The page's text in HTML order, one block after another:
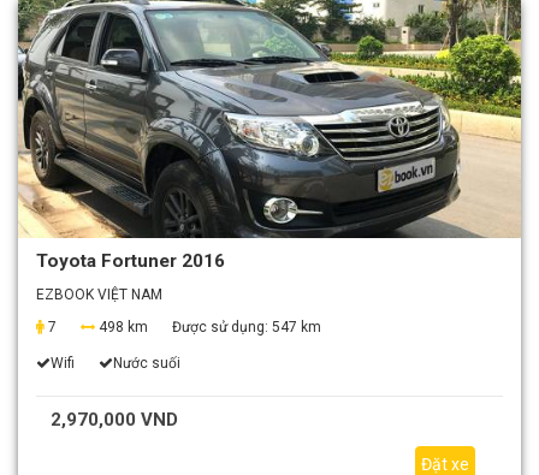
Toyota Fortuner 2016
EZBOOK VIỆT NAM
7
498 km Được sử dụng: 547 km
Wifi Nước suối
2,970,000 VND
Đặt xe